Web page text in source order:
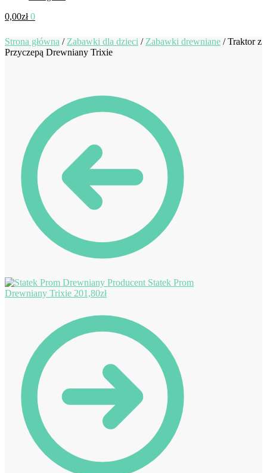
0,00zł 0
Strona główna / Zabawki dla dzieci / Zabawki drewniane /Traktor z
Przyczepą Drewniany Trixie
Statek Prom
Drewniany Trixie 201,80zł